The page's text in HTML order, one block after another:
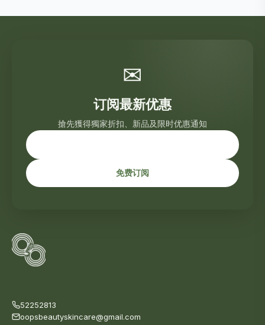
✉
订阅最新优惠
搶先獲得獨家折扣、新品及限时优惠通知
免费订阅
52252813
oopsbeautyskincare@gmail.com